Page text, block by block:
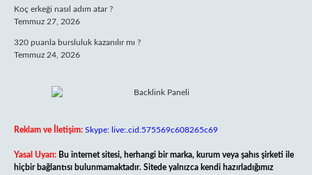
Koç erkeği nasıl adım atar ?
Temmuz 27, 2026
320 puanla bursluluk kazanılır mı ?
Temmuz 24, 2026
Reklam ve İletişim: Skype: live:.cid.575569c608265c69
Yasal Uyarı: Bu internet sitesi, herhangi bir marka, kurum veya şahıs şirketi ile
hiçbir bağlantısı bulunmamaktadır. Sitede yalnızca kendi hazırladığımız